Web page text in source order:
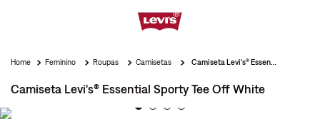
Feminino Roupas Camisetas
Camiseta Levi's® Essential Sporty Tee Off White